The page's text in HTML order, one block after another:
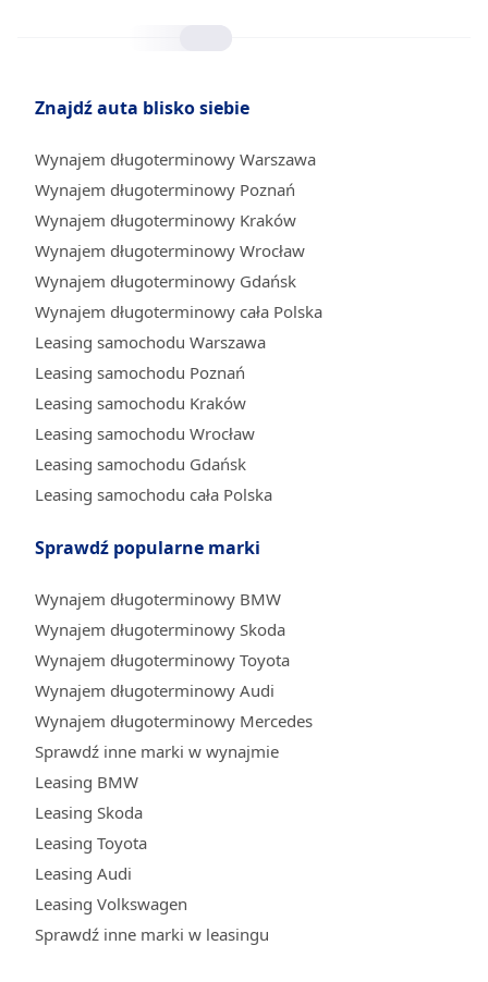
Znajdź auta blisko siebie
Wynajem długoterminowy Warszawa
Wynajem długoterminowy Poznań
Wynajem długoterminowy Kraków
Wynajem długoterminowy Wrocław
Wynajem długoterminowy Gdańsk
Wynajem długoterminowy cała Polska
Leasing samochodu Warszawa
Leasing samochodu Poznań
Leasing samochodu Kraków
Leasing samochodu Wrocław
Leasing samochodu Gdańsk
Leasing samochodu cała Polska
Sprawdź popularne marki
Wynajem długoterminowy BMW
Wynajem długoterminowy Skoda
Wynajem długoterminowy Toyota
Wynajem długoterminowy Audi
Wynajem długoterminowy Mercedes
Sprawdź inne marki w wynajmie
Leasing BMW
Leasing Skoda
Leasing Toyota
Leasing Audi
Leasing Volkswagen
Sprawdź inne marki w leasingu